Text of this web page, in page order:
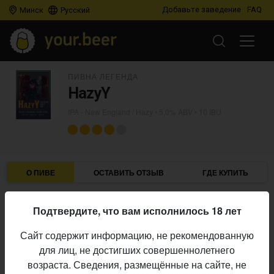
Минск Русский Добавьте заведение FAQ
HazyY
О ПИВЕ ОСТАВИТЬ ОТЗЫВ ГДЕ КУПИТЬ
Пивоварня:
Алкоголь:
5,0%
Горечь:
10 IBU
Начало
Подтвердите, что вам исполнилось 18 лет
Сайт содержит информацию, не рекомендованную
для лиц, не достигших совершеннолетнего
возраста. Сведения, размещённые на сайте, не